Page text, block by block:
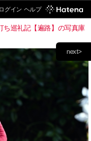
ログイン ヘルプ
ち巡礼記【遍路】の写真庫
next>